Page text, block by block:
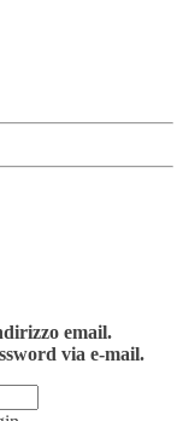
email.
via e-mail.